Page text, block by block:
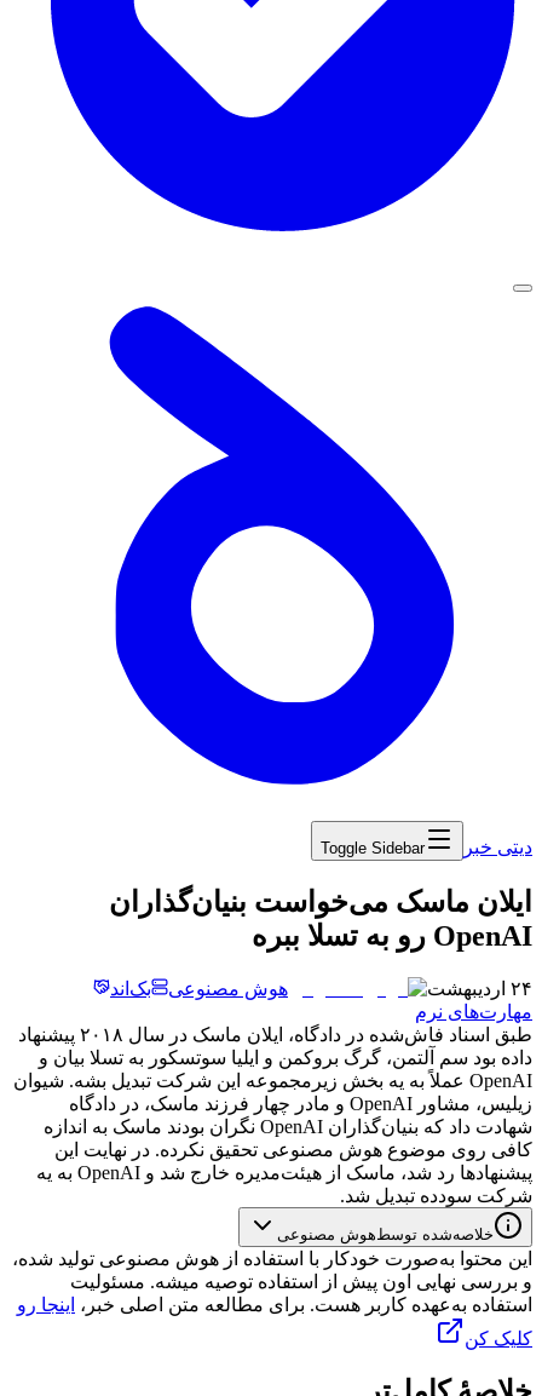
دیتی خبر Toggle Sidebar
‏ایلان ماسک می‌خواست بنیان‌گذاران
OpenAI رو به تسلا ببره
۲۴ اردیبهشت هوش مصنوعی
بک‌اند
مهارت‌های نرم
طبق اسناد فاش‌شده در دادگاه، ایلان ماسک در سال ۲۰۱۸ پیشنهاد
داده بود سم آلتمن، گرگ بروکمن و ایلیا سوتسکور به تسلا بیان و
OpenAI عملاً به یه بخش زیرمجموعه این شرکت تبدیل بشه. شیوان
زیلیس، مشاور OpenAI و مادر چهار فرزند ماسک، در دادگاه
شهادت داد که بنیان‌گذاران OpenAI نگران بودند ماسک به اندازه
کافی روی موضوع هوش مصنوعی تحقیق نکرده. در نهایت این
پیشنهادها رد شد، ماسک از هیئت‌مدیره خارج شد و OpenAI به یه
شرکت سودده تبدیل شد.
خلاصه‌شده توسطهوش مصنوعی
این محتوا به‌صورت خودکار با استفاده از هوش مصنوعی تولید شده،
و بررسی نهایی اون پیش از استفاده توصیه میشه. مسئولیت
استفاده به‌عهده کاربر هست. برای مطالعه متن اصلی خبر، اینجا رو
کلیک کن